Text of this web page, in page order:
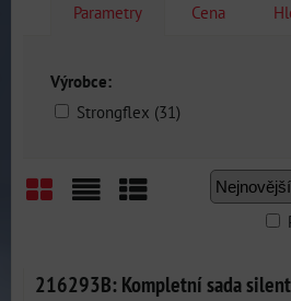
Parametry Cena
Výrobce:
Strongflex (31)
216293B: Kompletní sada